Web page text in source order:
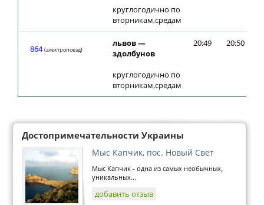
круглогодично по
вторникам,средам
864 (электропоезд)
львов —
здолбунов
круглогодично по
вторникам,средам
20:49 20:50
Достопримечательности Украины
Мыс Капчик, пос. Новый Свет
Мыс Капчик - одна из самых необычных,
уникальных...
добавить отзыв